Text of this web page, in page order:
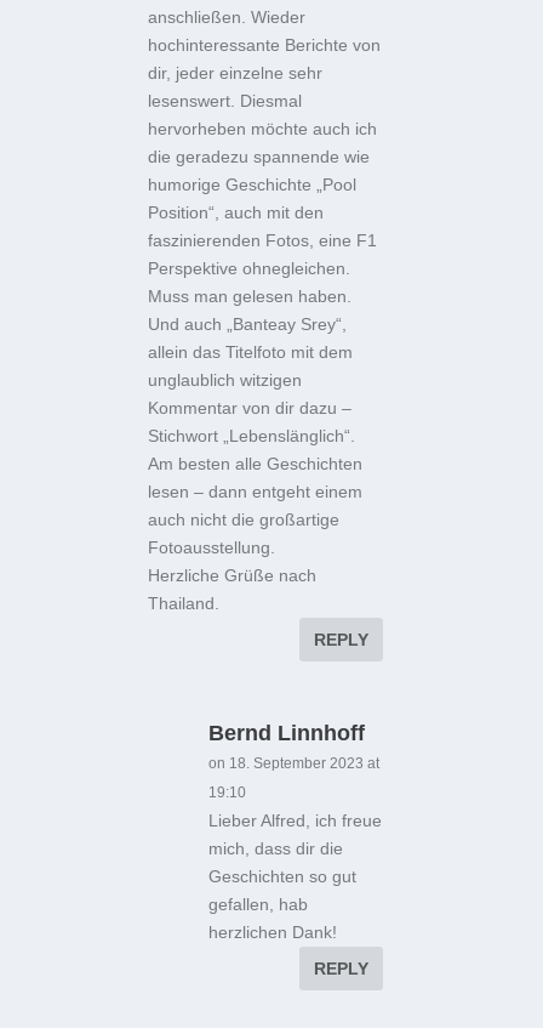
anschließen. Wieder
hochinteressante Berichte von
dir, jeder einzelne sehr
lesenswert. Diesmal
hervorheben möchte auch ich
die geradezu spannende wie
humorige Geschichte „Pool
Position“, auch mit den
faszinierenden Fotos, eine F1
Perspektive ohnegleichen.
Muss man gelesen haben.
Und auch „Banteay Srey“,
allein das Titelfoto mit dem
unglaublich witzigen
Kommentar von dir dazu –
Stichwort „Lebenslänglich“.
Am besten alle Geschichten
lesen – dann entgeht einem
auch nicht die großartige
Fotoausstellung.
Herzliche Grüße nach
Thailand.
REPLY
Bernd Linnhoff
on 18. September 2023 at
19:10
Lieber Alfred, ich freue
mich, dass dir die
Geschichten so gut
gefallen, hab
herzlichen Dank!
REPLY